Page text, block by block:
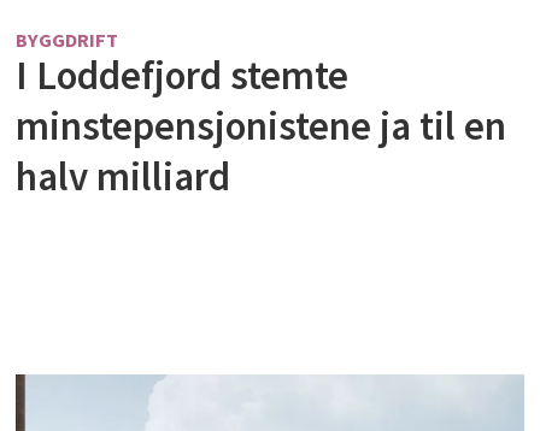
BYGGDRIFT
I Loddefjord stemte
minstepensjonistene ja til en
halv milliard